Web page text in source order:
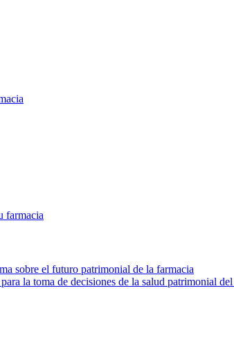
farmacia
sobre el futuro patrimonial de la farmacia
la toma de decisiones de la salud patrimonial